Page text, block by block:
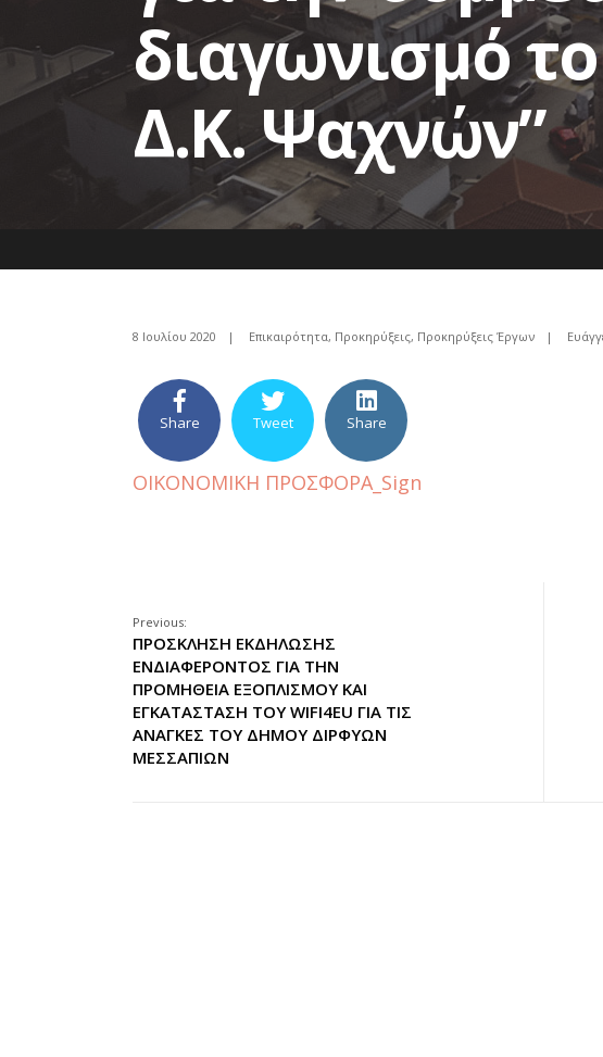
διαγωνισμό
Δ.Κ. Ψαχνών”
8 Ιουλίου 2020 | Επικαιρότητα, Προκηρύξεις, Προκηρύξεις Έργων |
Share Tweet Share
ΟΙΚΟΝΟΜΙΚΗ ΠΡΟΣΦΟΡΑ_Sign
Previous:
ΠΡΟΣΚΛΗΣΗ ΕΚΔΗΛΩΣΗΣ
ΕΝΔΙΑΦΕΡΟΝΤΟΣ ΓΙΑ ΤΗΝ
ΠΡΟΜΗΘΕΙΑ ΕΞΟΠΛΙΣΜΟΥ ΚΑΙ
ΕΓΚΑΤΑΣΤΑΣΗ ΤΟΥ WIFI4ΕU ΓΙΑ ΤΙΣ
ΑΝΑΓΚΕΣ ΤΟΥ ΔΗΜΟΥ ΔΙΡΦΥΩΝ
ΜΕΣΣΑΠΙΩΝ